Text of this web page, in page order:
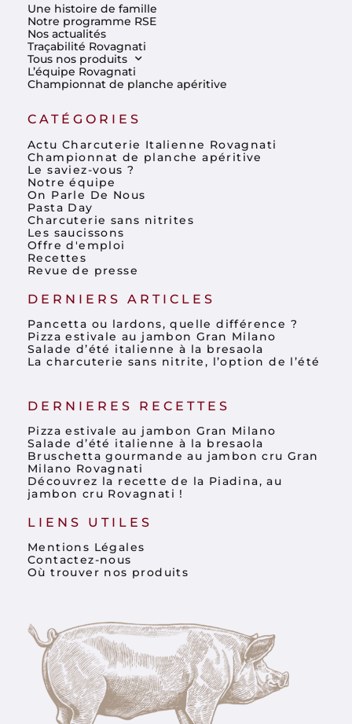
Une histoire de famille
Notre programme RSE
Nos actualités
Traçabilité Rovagnati
Tous nos produits
L’équipe Rovagnati
Championnat de planche apéritive
CATÉGORIES
Actu Charcuterie Italienne Rovagnati
Championnat de planche apéritive
Le saviez-vous ?
Notre équipe
On Parle De Nous
Pasta Day
Charcuterie sans nitrites
Les saucissons
Offre d'emploi
Recettes
Revue de presse
DERNIERS ARTICLES
Pancetta ou lardons, quelle différence ?
Pizza estivale au jambon Gran Milano
Salade d’été italienne à la bresaola
La charcuterie sans nitrite, l’option de l’été
DERNIERES RECETTES
Pizza estivale au jambon Gran Milano
Salade d’été italienne à la bresaola
Bruschetta gourmande au jambon cru Gran
Milano Rovagnati
Découvrez la recette de la Piadina, au
jambon cru Rovagnati !
LIENS UTILES
Mentions Légales
Contactez-nous
Où trouver nos produits